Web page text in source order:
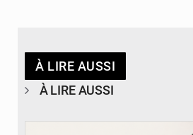
À LIRE AUSSI
À LIRE AUSSI